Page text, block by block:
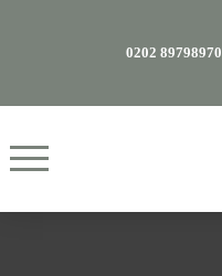
0202 89798970